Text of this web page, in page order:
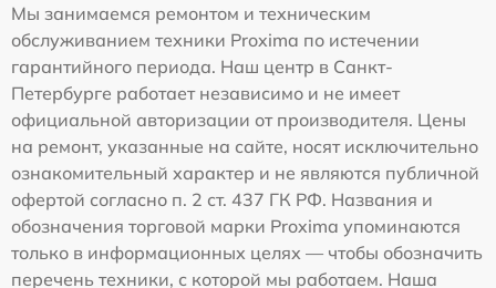
Мы занимаемся ремонтом и техническим
обслуживанием техники Proxima по истечении
гарантийного периода. Наш центр в Санкт-
Петербурге работает независимо и не имеет
официальной авторизации от производителя. Цены
на ремонт, указанные на сайте, носят исключительно
ознакомительный характер и не являются публичной
офертой согласно п. 2 ст. 437 ГК РФ. Названия и
обозначения торговой марки Proxima упоминаются
только в информационных целях — чтобы обозначить
перечень техники, с которой мы работаем. Наша